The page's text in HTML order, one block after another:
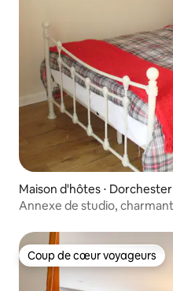
Maison d'hôtes ⋅ Dorchester
Annexe de studio,
Coup de cœur voyageurs
Coup de cœur voyageurs